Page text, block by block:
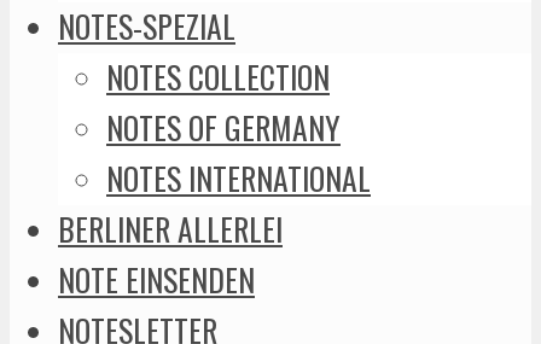
NOTES-SPEZIAL
NOTES COLLECTION
NOTES OF GERMANY
NOTES INTERNATIONAL
BERLINER ALLERLEI
NOTE EINSENDEN
NOTESLETTER